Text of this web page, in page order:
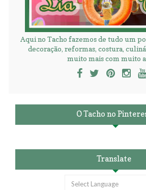
Aqui no Tacho fazemos de tudo um
decoração, reformas, costura,
muito mais com muito
O Tacho no
Translate